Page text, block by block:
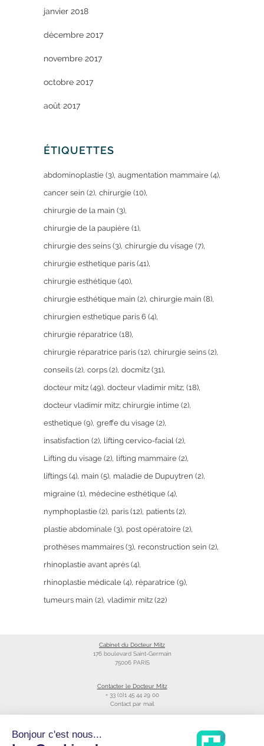
janvier 2018
décembre 2017
novembre 2017
octobre 2017
août 2017
ÉTIQUETTES
abdominoplastie (3) augmentation mammaire (4)
cancer sein (2) chirurgie (10)
chirurgie de la main (3)
chirurgie de la paupière (1)
chirurgie des seins (3) chirurgie du visage (7)
chirurgie esthetique paris (41)
chirurgie esthétique (40)
chirurgie esthétique main (2) chirurgie main (8)
chirurgien esthetique paris 6 (4)
chirurgie réparatrice (18)
chirurgie réparatrice paris (12) chirurgie seins (2)
conseils (2) corps (2) docmitz (31)
docteur mitz (49) docteur vladimir mitz; (18)
docteur vladimir mitz; chirurgie intime (2)
esthetique (9) greffe du visage (2)
insatisfaction (2) lifting cervico-facial (2)
Lifting du visage (2) lifting mammaire (2)
liftings (4) main (5) maladie de Dupuytren (2)
migraine (1) médecine esthétique (4)
nymphoplastie (2) paris (12) patients (2)
plastie abdominale (3) post opératoire (2)
prothèses mammaires (3) reconstruction sein (2)
rhinoplastie avant après (4)
rhinoplastie médicale (4) réparatrice (9)
tumeurs main (2) vladimir mitz (22)
Cabinet du Docteur Mitz
176 boulevard Saint-Germain
75006 PARIS
Contacter le Docteur Mitz
+ 33 (0)1 45 44 29 00
Contact par mail
Bonjour c'est nous...